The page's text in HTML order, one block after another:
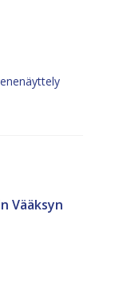
Vääksyn